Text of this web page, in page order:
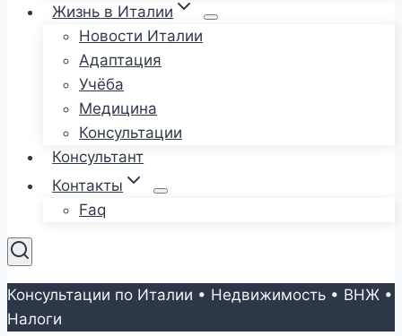
Жизнь в Италии
Новости Италии
Адаптация
Учёба
Медицина
Консультации
Консультант
Контакты
Faq
Консультации по Италии • Недвижимость • ВНЖ •
Налоги